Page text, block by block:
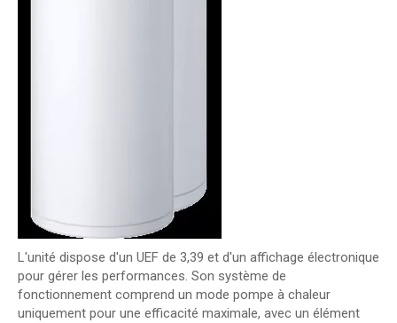
L'unité dispose d'un UEF de 3,39 et d'un affichage électronique
pour gérer les performances. Son système de
fonctionnement comprend un mode pompe à chaleur
uniquement pour une efficacité maximale, avec un élément